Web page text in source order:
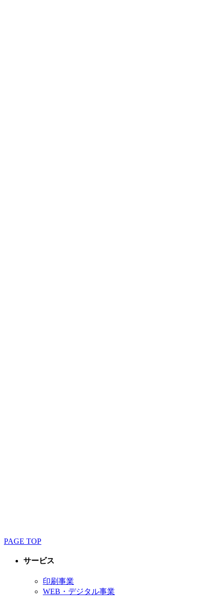
PAGE TOP
サービス
印刷事業
WEB・デジタル事業